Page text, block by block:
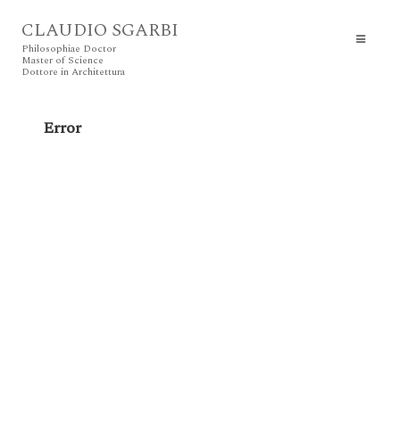
CLAUDIO SGARBI
Philosophiae Doctor
Master of Science
Dottore in Architettura
Error